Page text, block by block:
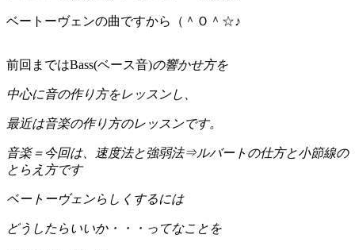
ベートーヴェンの曲ですから（＾Ｏ＾☆♪
前回まではBass(ベース音)の響かせ方を
中心に音の作り方をレッスンし、
最近は音楽の作り方のレッスンです。
音楽＝今回は、速度法と強弱法⇒ルバートの仕方と小節線の
とらえ方です
ベートーヴェンらしくするには
どうしたらいいか・・・ってなことを